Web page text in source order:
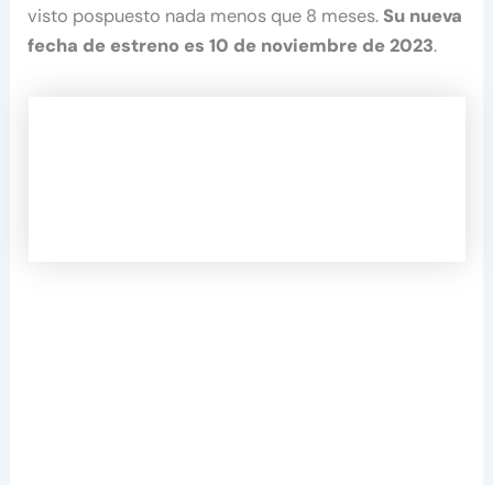
visto pospuesto nada menos que 8 meses. Su nueva
fecha de estreno es 10 de noviembre de 2023.